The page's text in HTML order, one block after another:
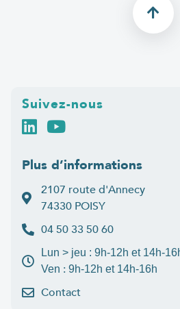
Suivez-nous
Plus d’informations
2107 route d'Annecy
74330 POISY
04 50 33 50 60
Lun > jeu : 9h-12h et 14h-
Ven : 9h-12h et 14h-16h
Contact